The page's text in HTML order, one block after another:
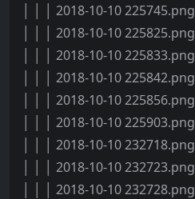
│ │ │ 2018-10-10 225745.png
│ │ │ 2018-10-10 225825.png
│ │ │ 2018-10-10 225833.png
│ │ │ 2018-10-10 225842.png
│ │ │ 2018-10-10 225856.png
│ │ │ 2018-10-10 225903.png
│ │ │ 2018-10-10 232718.png
│ │ │ 2018-10-10 232723.png
│ │ │ 2018-10-10 232728.png